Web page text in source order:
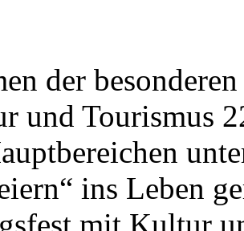
der
und Tourismus
ins Leben
mit Kultur